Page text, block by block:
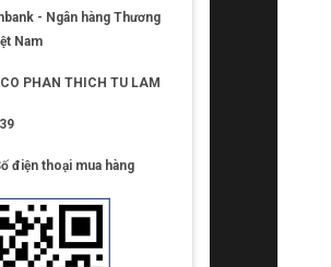
- Ngân hàng Thương
Nam
PHAN THICH TU LAM
điện thoại mua hàng